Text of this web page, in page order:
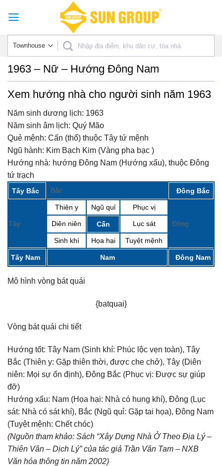
1963 – Nữ – Hướng Đông Nam
Xem hướng nhà cho người sinh năm 1963
Năm sinh dương lịch: 1963
Năm sinh âm lịch: Quý Mão
Quẻ mệnh: Cấn (thổ) thuộc Tây tứ mệnh
Ngũ hành: Kim Bạch Kim (Vàng pha bạc )
Hướng nhà: hướng Đông Nam (Hướng xấu), thuộc Đông
tứ trạch
Tây Bắc Bắc Đông Bắc
Tây
Thiên y Ngũ quỉ Phục vị
Đông
Diên niên Cấn Lục sát
Sinh khí Họa hại Tuyệt mệnh
Tây Nam Nam Đông Nam
Mô hình vòng bát quái
{batquai}
Vòng bát quái chi tiết
Hướng tốt: Tây Nam (Sinh khí: Phúc lộc vẹn toàn), Tây
Bắc (Thiên y: Gặp thiên thời, được che chở), Tây (Diên
niên: Mọi sự ổn định), Đông Bắc (Phục vị: Được sự giúp
đỡ)
Hướng xấu: Nam (Họa hại: Nhà có hung khí), Đông (Lục
sát: Nhà có sát khí), Bắc (Ngũ quỉ: Gặp tai họa), Đông Nam
(Tuyệt mệnh: Chết chóc)
(Nguồn tham khảo: Sách “Xây Dựng Nhà Ở Theo Địa Lý –
Thiên Văn – Dịch Lý” của tác giả Trần Văn Tam – NXB
Văn hóa thông tin năm 2002)